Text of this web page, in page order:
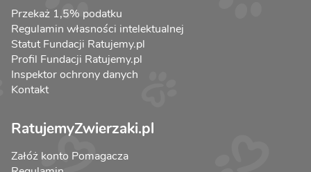
Przekaż 1,5% podatku
Regulamin własności intelektualnej
Statut Fundacji Ratujemy.pl
Profil Fundacji Ratujemy.pl
Inspektor ochrony danych
Kontakt
RatujemyZwierzaki.pl
Załóż konto Pomagacza